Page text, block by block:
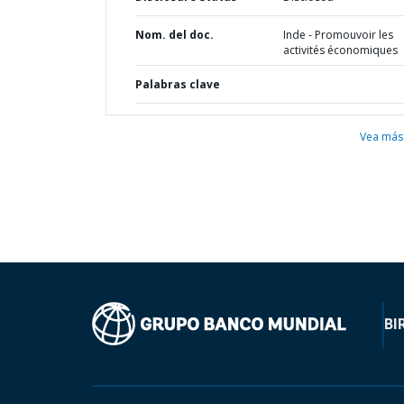
Nom. del doc.
Inde - Promouvoir les
activités économiques
Palabras clave
Vea más